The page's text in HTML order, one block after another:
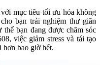
mục tiêu tối ưu hóa không
bạn trải nghiệm thư giãn
bạn đang được chăm sóc
việc giảm stress và tái tạo
hơn bao giờ hết.